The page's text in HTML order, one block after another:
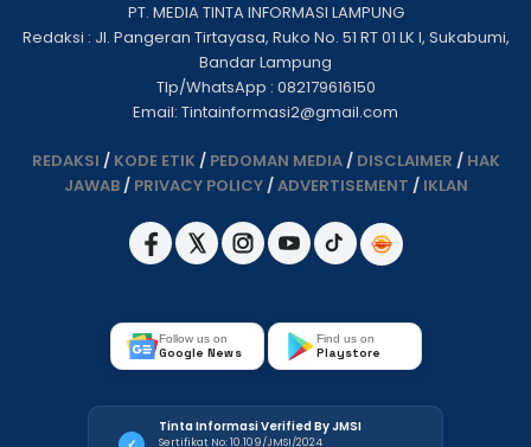
PT. MEDIA TINTA INFORMASI LAMPUNG
Redaksi : Jl. Pangeran Tirtayasa, Ruko No. 51 RT 01 LK I, Sukabumi,
Bandar Lampung
Tlp/WhatsApp : 082179616150
Email: Tintainformasi2@gmail.com
REDAKSI / KODE ETIK / PEDOMAN MEDIA/ DISCLAIMER / HAK
JAWAB/ PRIVACY POLICY/ADVERTISEMENT / IKLAN
Follow us on
Google News
Find us on
Playstore
Tinta Informasi Verified By JMSI
Sertifikat No: 10.109/JMSI/2024